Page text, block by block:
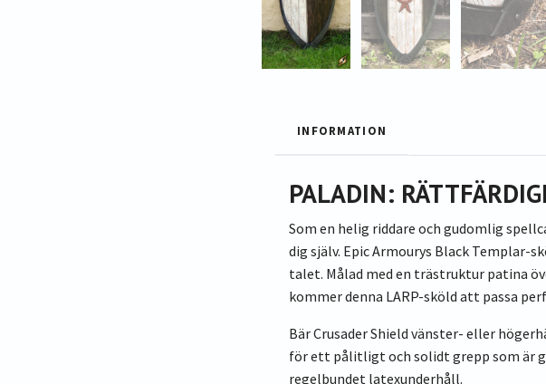
INFORMATION
PALADIN:
Som en helig riddare och gudomlig
dig själv. Epic Armourys Black Templar-
talet. Målad med en trästruktur patina
kommer denna LARP-sköld att passa
Bär Crusader Shield vänster- eller
för ett pålitligt och solidt grepp som är
regelbundet latexunderhåll.